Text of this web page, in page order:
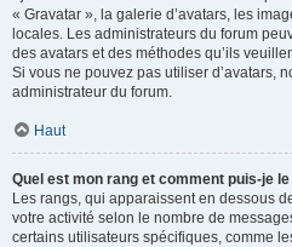
« Gravatar », la galerie d’avatars, les
locales. Les administrateurs du forum
des avatars et des méthodes qu’ils
Si vous ne pouvez pas utiliser d’avatars,
administrateur du forum.
Haut
Quel est mon rang et comment puis-je
Les rangs, qui apparaissent en dessous
votre activité selon le nombre de
certains utilisateurs spécifiques, comme